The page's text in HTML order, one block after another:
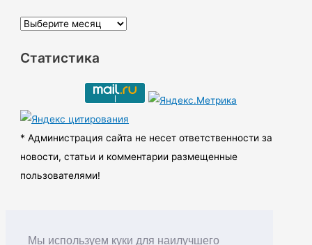
Мы используем куки для наилучшего
А
х
ы
Статистика
* Администрация сайта не несет ответственности за
новости, статьи и комментарии размещенные
пользователями!